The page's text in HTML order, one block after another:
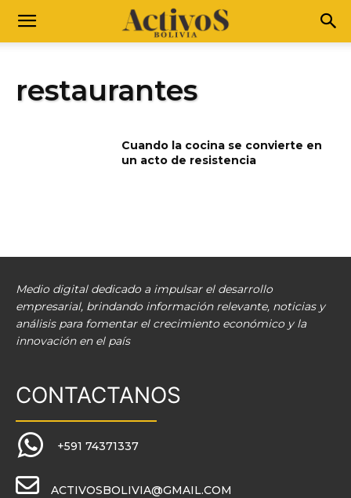
restaurantes
Cuando la cocina se convierte en
un acto de resistencia
Medio digital dedicado a impulsar el desarrollo
empresarial, brindando información relevante, noticias y
análisis para fomentar el crecimiento económico y la
innovación en el país
CONTACTANOS
+591 74371337
ACTIVOSBOLIVIA@GMAIL.COM